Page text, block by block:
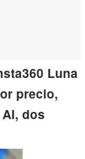
Luna
precio,
dos